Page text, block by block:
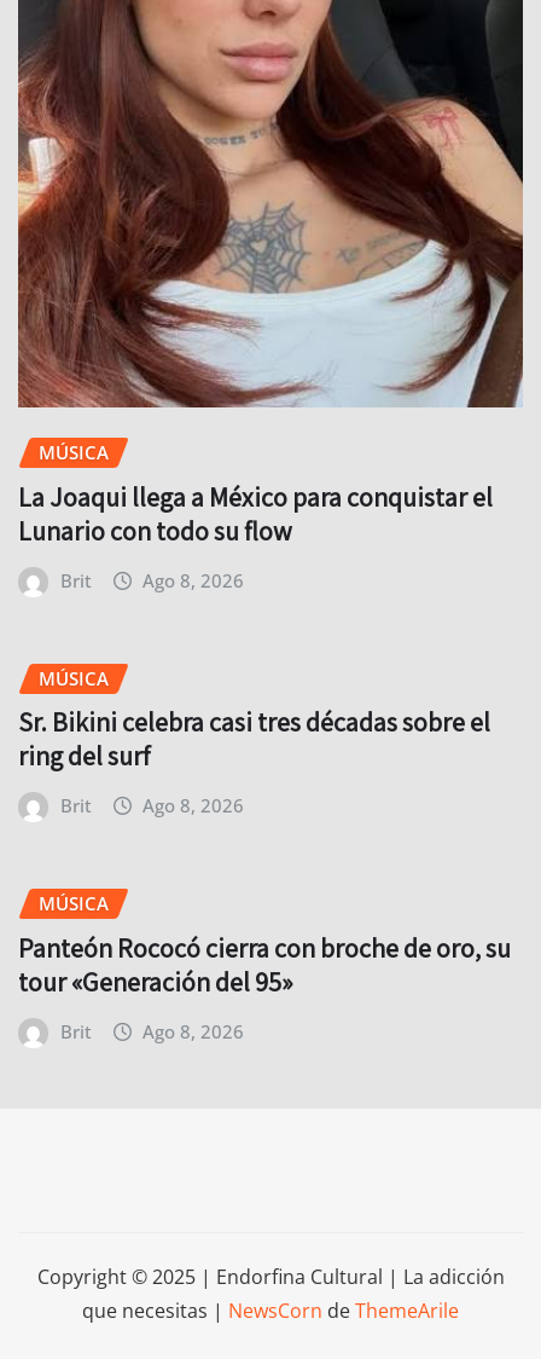
MÚSICA
La Joaqui llega a México para conquistar el
Lunario con todo su flow
Brit Ago 8, 2026
MÚSICA
Sr. Bikini celebra casi tres décadas sobre el
ring del surf
Brit Ago 8, 2026
MÚSICA
Panteón Rococó cierra con broche de oro, su
tour «Generación del 95»
Brit Ago 8, 2026
Copyright © 2025 | Endorfina Cultural | La adicción
que necesitas | NewsCorn deThemeArile